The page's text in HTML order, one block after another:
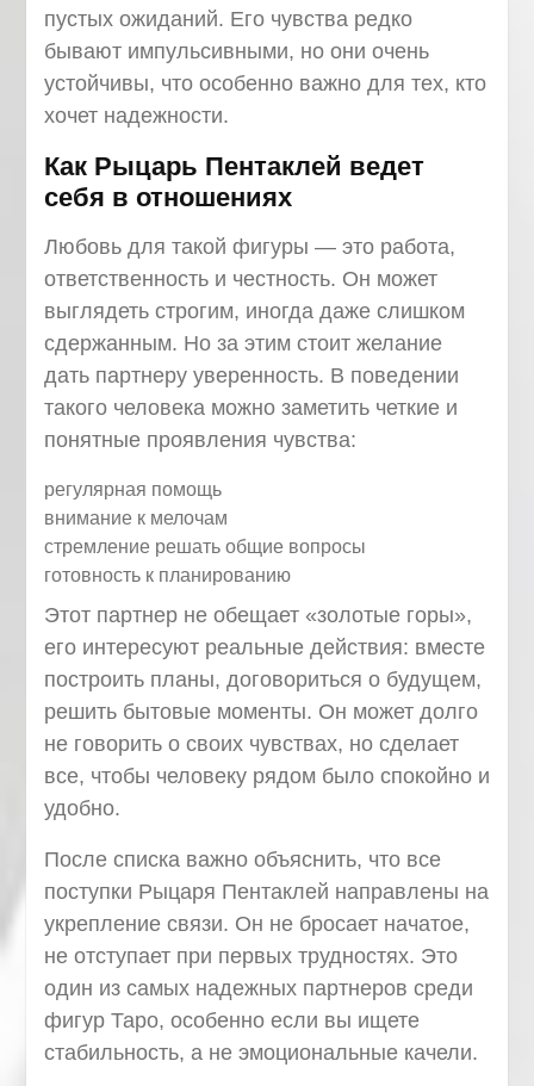
пустых ожиданий. Его чувства редко
бывают импульсивными, но они очень
устойчивы, что особенно важно для тех, кто
хочет надежности.
Как Рыцарь Пентаклей ведет
себя в отношениях
Любовь для такой фигуры — это работа,
ответственность и честность. Он может
выглядеть строгим, иногда даже слишком
сдержанным. Но за этим стоит желание
дать партнеру уверенность. В поведении
такого человека можно заметить четкие и
понятные проявления чувства:
регулярная помощь
внимание к мелочам
стремление решать общие вопросы
готовность к планированию
Этот партнер не обещает «золотые горы»,
его интересуют реальные действия: вместе
построить планы, договориться о будущем,
решить бытовые моменты. Он может долго
не говорить о своих чувствах, но сделает
все, чтобы человеку рядом было спокойно и
удобно.
После списка важно объяснить, что все
поступки Рыцаря Пентаклей направлены на
укрепление связи. Он не бросает начатое,
не отступает при первых трудностях. Это
один из самых надежных партнеров среди
фигур Таро, особенно если вы ищете
стабильность, а не эмоциональные качели.